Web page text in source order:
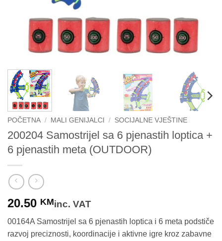
POČETNA / MALI GENIJALCI / SOCIJALNE VJEŠTINE
200204 Samostrijel sa 6 pjenastih loptica +
6 pjenastih meta (OUTDOOR)
20.50 KMinc. VAT
00164A Samostrijel sa 6 pjenastih loptica i 6 meta podstiče
razvoj preciznosti, koordinacije i aktivne igre kroz zabavne